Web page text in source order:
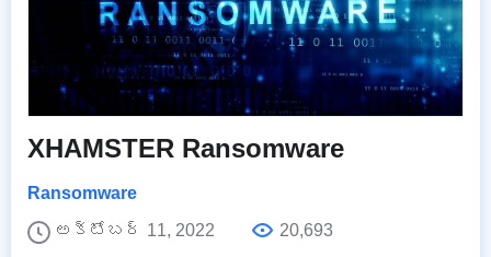
XHAMSTER Ransomware
Ransomware
అక్టోబర్ 11, 2022
20,693